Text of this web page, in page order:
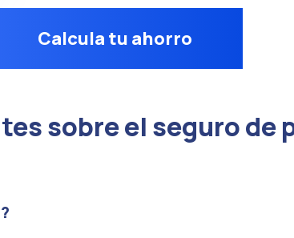
Calcula tu ahorro
sobre el seguro de